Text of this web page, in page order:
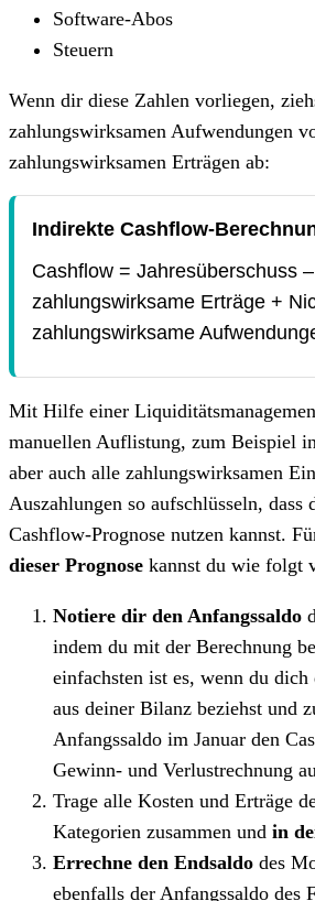
Software-Abos
Steuern
Wenn dir diese Zahlen vorliegen,
zahlungswirksamen Aufwendungen
zahlungswirksamen Erträgen ab:
Indirekte Cashflow-
Cashflow = Jahresüberschuss
zahlungswirksame Erträge +
zahlungswirksame
Mit Hilfe einer
manuellen Auflistung, zum Beispiel
aber auch alle zahlungswirksamen
Auszahlungen so aufschlüsseln, dass
Cashflow-Prognose nutzen kannst.
dieser Prognose kannst du wie folgt
Notiere dir den Anfangssaldo
indem du mit der Berechnung
einfachsten ist es, wenn du
aus deiner Bilanz beziehst und
Anfangssaldo im Januar den
Gewinn- und Verlustrechnung
Trage alle Kosten und Erträge
Kategorien zusammen und in
Errechne den Endsaldo des
ebenfalls der Anfangssaldo des